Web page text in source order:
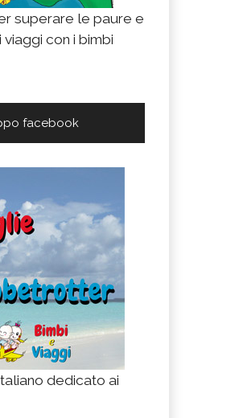
superare le paure e
con i bimbi
facebook
dedicato ai